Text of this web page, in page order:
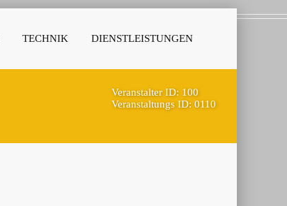
TECHNIK DIENSTLEISTUNGEN
Veranstalter ID: 100
Veranstaltungs ID: 0110